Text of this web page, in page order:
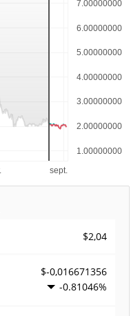
$2,04
$-0,016671356
-0.81046%